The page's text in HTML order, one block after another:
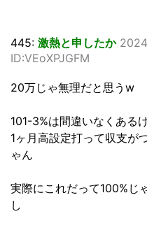
445: 激熱と申したか
ID:VEoXPJGFM
20万じゃ無理だと思うw
101-3%は間違いなくある
1ヶ月高設定打って収支が
ゃん
実際にこれだって100%じ
し